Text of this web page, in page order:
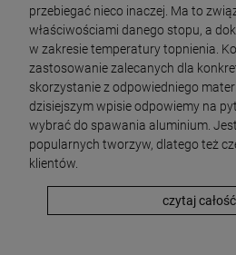
przebiegać nieco inaczej. Ma to
właściwościami danego stopu, a
w zakresie temperatury topnienia.
zastosowanie zalecanych dla
skorzystanie z odpowiedniego
dzisiejszym wpisie odpowiemy na
wybrać do spawania aluminium.
popularnych tworzyw, dlatego też
klientów.
czytaj